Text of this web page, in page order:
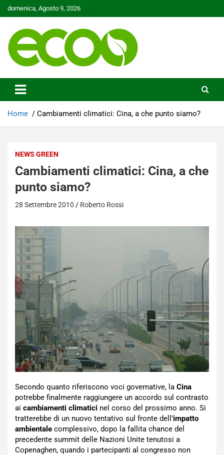
Skip
to
domenica, Agosto 9, 2026
Ecoo.it
Home Cambiamenti climatici: Cina, a che punto siamo?
NEWS GREEN
Cambiamenti climatici: Cina, a che
punto siamo?
28 Settembre 2010 Roberto Rossi
Secondo quanto riferiscono voci governative, la Cina
potrebbe finalmente raggiungere un accordo sul contrasto
ai cambiamenti climatici nel corso del prossimo anno. Si
tratterebbe di un nuovo tentativo sul fronte dell’impatto
ambientale complessivo, dopo la fallita chance del
precedente summit delle Nazioni Unite tenutosi a
Copenaghen, quando i partecipanti al congresso non